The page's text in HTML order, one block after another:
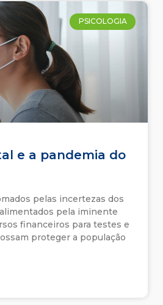
PSICOLOGIA
e a pandemia do
pelas incertezas dos
pela iminente
financeiros para testes e
proteger a população